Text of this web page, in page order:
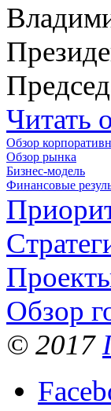
Читать
Обзор
Обзор рынка
Бизнес-модель
Финансовые
Обзор
© 2017